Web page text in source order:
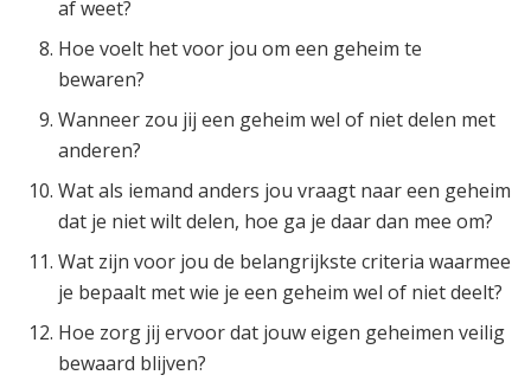
af weet?
Hoe voelt het voor jou om een geheim te
bewaren?
Wanneer zou jij een geheim wel of niet delen met
anderen?
Wat als iemand anders jou vraagt naar een geheim
dat je niet wilt delen, hoe ga je daar dan mee om?
Wat zijn voor jou de belangrijkste criteria waarmee
je bepaalt met wie je een geheim wel of niet deelt?
Hoe zorg jij ervoor dat jouw eigen geheimen veilig
bewaard blijven?